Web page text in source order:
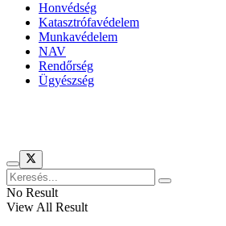
Honvédség
Katasztrófavédelem
Munkavédelem
NAV
Rendőrség
Ügyészség
No Result
View All Result